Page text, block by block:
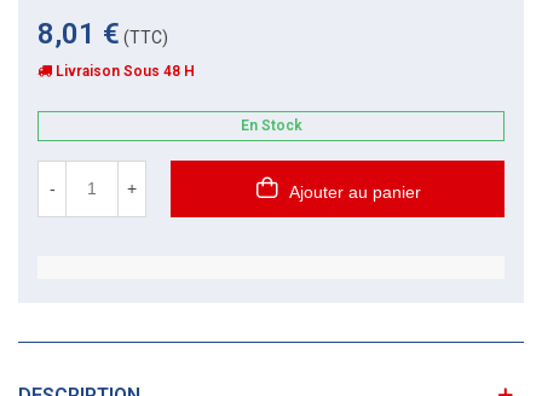
8,01 € (TTC)
Livraison Sous 48 H
En Stock
- + Ajouter au panier